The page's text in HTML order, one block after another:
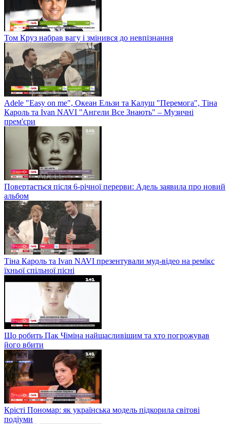
Том Круз набрав вагу і змінився до невпізнання
Adele "Easy on me", Океан Ельзи та Калуш "Перемога", Тіна
Кароль та Ivan NAVI "Ангели Все Знають" – Музичні
прем'єри
Повертається після 6-річної перерви: Адель заявила про новий
альбом
Тіна Кароль та Ivan NAVI презентували муд-відео на ремікс
їхньої спільної пісні
Що робить Пак Чіміна найщасливішим та хто погрожував
його вбити
Крісті Пономар: як українська модель підкорила світові
подіуми